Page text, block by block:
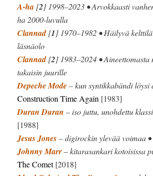
A-ha [2] 1998–2023 • Arvokkaasti
ha 2000-luvulla
Clannad[1] 1970–1982 • Häilyvä
läsnäolo
Clannad[2] 1983–2024 • Aineettomasta
takaisin juurille
Depeche Mode– kun syntikkabändi löysi
Construction Time Again [1983]
Duran Duran – iso juttu, unohdettu
[1988]
Jesus Jones– digirockin ylevää voimaa •
Johnny Marr– kitarasankari kotoisissa
The Comet[2018]